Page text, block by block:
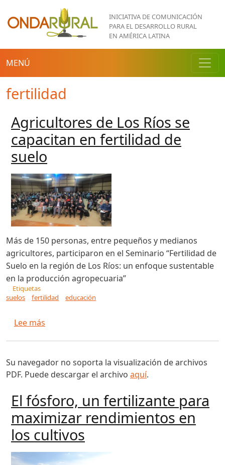
Pasar al contenido principal
INICIATIVA DE COMUNICACIÓN
PARA EL DESARROLLO RURAL
EN AMÉRICA LATINA
MENÚ
fertilidad
Agricultores de Los Ríos se
capacitan en fertilidad de
suelo
Más de 150 personas, entre pequeños y medianos
agricultores, participaron en el Seminario “Fertilidad de
Suelo en la región de Los Ríos: un enfoque sustentable
en la producción agropecuaria”
Etiquetas
suelos
fertilidad educación
Lee más
Su navegador no soporta la visualización de archivos
PDF. Puede descargar el archivo aquí.
El fósforo, un fertilizante para
maximizar rendimientos en
los cultivos